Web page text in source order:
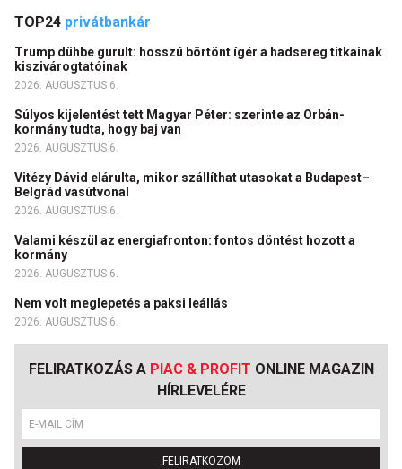
TOP24 privátbankár
Trump dühbe gurult: hosszú börtönt ígér a hadsereg titkainak
kiszivárogtatóinak
2026. AUGUSZTUS 6.
Súlyos kijelentést tett Magyar Péter: szerinte az Orbán-
kormány tudta, hogy baj van
2026. AUGUSZTUS 6.
Vitézy Dávid elárulta, mikor szállíthat utasokat a Budapest–
Belgrád vasútvonal
2026. AUGUSZTUS 6.
Valami készül az energiafronton: fontos döntést hozott a
kormány
2026. AUGUSZTUS 6.
Nem volt meglepetés a paksi leállás
2026. AUGUSZTUS 6.
FELIRATKOZÁS A PIAC & PROFIT ONLINE MAGAZIN
HÍRLEVELÉRE
FELIRATKOZOM